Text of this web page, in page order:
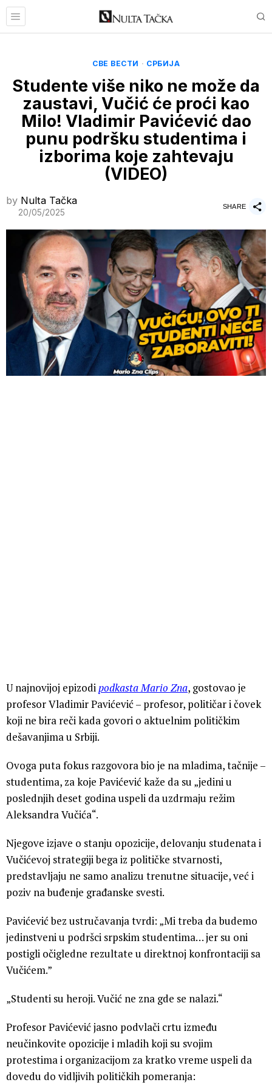
СВЕ ВЕСТИ · СРБИЈА
Studente više niko ne može da
zaustavi, Vučić će proći kao
Milo! Vladimir Pavićević dao
punu podršku studentima i
izborima koje zahtevaju
(VIDEO)
by Nulta Tačka
20/05/2025
SHARE
U najnovijoj epizodipodkasta Mario Zna, gostovao je
profesor Vladimir Pavićević – profesor, političar i čovek
koji ne bira reči kada govori o aktuelnim političkim
dešavanjima u Srbiji.
Ovoga puta fokus razgovora bio je na mladima, tačnije –
studentima, za koje Pavićević kaže da su „jedini u
poslednjih deset godina uspeli da uzdrmaju režim
Aleksandra Vučića“.
Njegove izjave o stanju opozicije, delovanju studenata i
Vučićevoj strategiji bega iz političke stvarnosti,
predstavljaju ne samo analizu trenutne situacije, već i
poziv na buđenje građanske svesti.
Pavićević bez ustručavanja tvrdi: „Mi treba da budemo
jedinstveni u podršci srpskim studentima… jer su oni
postigli očigledne rezultate u direktnoj konfrontaciji sa
Vučićem.”
„Studenti su heroji. Vučić ne zna gde se nalazi.“
Profesor Pavićević jasno podvlači crtu između
neučinkovite opozicije i mladih koji su svojim
protestima i organizacijom za kratko vreme uspeli da
dovedu do vidljivih političkih pomeranja: